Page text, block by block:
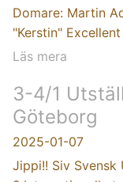
Domare: Martin
"Kerstin"
Läs mera
3-4/1
Göteborg
2025-01-07
Jippi!! Siv Svensk